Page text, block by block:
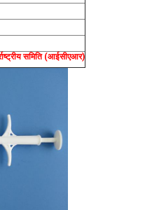
समिति (आईसीएआर)